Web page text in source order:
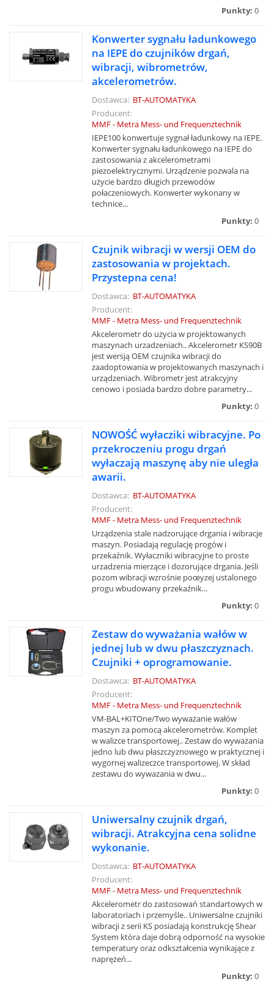
Punkty: 0
Konwerter sygnału ładunkowego
na IEPE do czujników drgań,
wibracji, wibrometrów,
akcelerometrów.
Dostawca: BT-AUTOMATYKA
Producent:
MMF - Metra Mess- und Frequenztechnik
IEPE100 konwertuje sygnał ładunkowy na IEPE.
Konwerter sygnału ładunkowego na IEPE do
zastosowania z akcelerometrami
piezoelektrycznymi. Urządzenie pozwala na
użycie bardzo długich przewodów
połaczeniowych. Konwerter wykonany w
technice...
Punkty: 0
Czujnik wibracji w wersji OEM do
zastosowania w projektach.
Przystepna cena!
Dostawca: BT-AUTOMATYKA
Producent:
MMF - Metra Mess- und Frequenztechnik
Akcelerometr do użycia w projektowanych
maszynach urzadzeniach.. Akcelerometr KS90B
jest wersją OEM czujnika wibracji do
zaadoptowania w projektowanych maszynach i
urządzeniach. Wibrometr jest atrakcyjny
cenowo i posiada bardzo dobre parametry...
Punkty: 0
NOWOŚĆ wyłacziki wibracyjne. Po
przekroczeniu progu drgań
wyłaczają maszynę aby nie uległa
awarii.
Dostawca: BT-AUTOMATYKA
Producent:
MMF - Metra Mess- und Frequenztechnik
Urządzenia stale nadzorujące drgania i wibracje
maszyn. Posiadają regulację progów i
przekaźnik. Wyłaczniki wibracyjne to proste
urzadzenia mierzące i dozorujące drgania. Jeśli
pozom wibracji wzrośnie poœyzej ustalonego
progu wbudowany przekaźnik...
Punkty: 0
Zestaw do wyważania wałów w
jednej lub w dwu płaszczyznach.
Czujniki + oprogramowanie.
Dostawca: BT-AUTOMATYKA
Producent:
MMF - Metra Mess- und Frequenztechnik
VM-BAL+KITOne/Two wyważanie wałów
maszyn za pomocą akcelerometrów. Komplet
w walizce transportowej.. Zestaw do wyważania
jedno lub dwu płaszczyznowego w praktycznej i
wygornej walizeczce transportowej. W skład
zestawu do wywazania w dwu...
Punkty: 0
Uniwersalny czujnik drgań,
wibracji. Atrakcyjna cena solidne
wykonanie.
Dostawca: BT-AUTOMATYKA
Producent:
MMF - Metra Mess- und Frequenztechnik
Akcelerometr do zastosowań standartowych w
laboratoriach i przemyśle.. Uniwersalne czujniki
wibracji z serii KS posiadają konstrukcję Shear
System która daje dobrą odporność na wysokie
temperatury oraz odkształcenia wynikające z
naprężeń...
Punkty: 0